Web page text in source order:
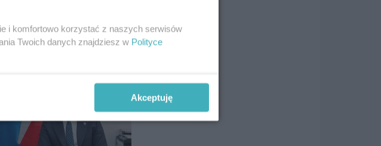
i komfortowo korzystać z naszych serwisów
Twoich danych znajdziesz w Polityce
Akceptuję